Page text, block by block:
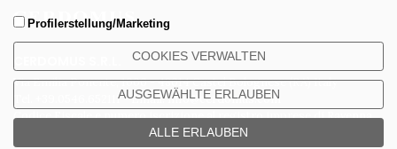
Via Emilia Ponente, 1000 - 48014 Castel Bolognese (RA) Italy
Tel. +39.0546.652111 - Email: info@cerdomus.com
Codice Fiscale e numero iscrizione al registro imprese di Ravenna
02620780391 - REA RA 217992 - Capitale Sociale Euro 20.000.000 i.v.
Profilerstellung/Marketing
COOKIES VERWALTEN
AUSGEWÄHLTE ERLAUBEN
ALLE ERLAUBEN